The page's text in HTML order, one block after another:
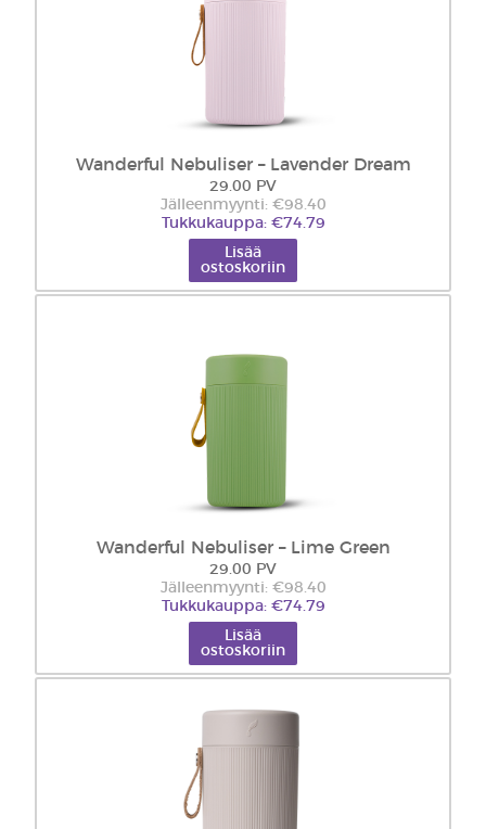
Wanderful Nebuliser – Lavender Dream
29.00 PV
Jälleenmyynti: €98.40
Tukkukauppa: €74.79
Lisää
ostoskoriin
Wanderful Nebuliser – Lime Green
29.00 PV
Jälleenmyynti: €98.40
Tukkukauppa: €74.79
Lisää
ostoskoriin